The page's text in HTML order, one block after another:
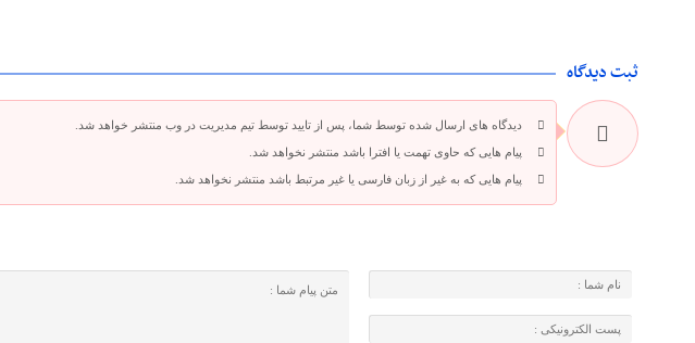
ثبت دیدگاه
دیدگاه های ارسال شده توسط شما، پس از تایید توسط تیم مدیریت در وب منتشر خواهد شد.
پیام هایی که حاوی تهمت یا افترا باشد منتشر نخواهد شد.
پیام هایی که به غیر از زبان فارسی یا غیر مرتبط باشد منتشر نخواهد شد.